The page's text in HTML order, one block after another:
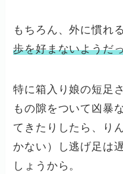
もちろん、外に慣れ
歩を好まないようだ
特に箱入り娘の短足
もの隙をついて凶暴
てきたりしたら、り
かない）し逃げ足は
しょうから。